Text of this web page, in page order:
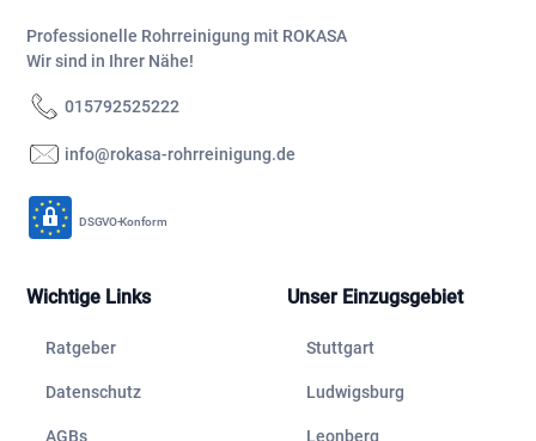
Professionelle Rohrreinigung mit ROKASA
Wir sind in Ihrer Nähe!
015792525222
info@rokasa-rohrreinigung.de
DSGVO-Konform
Wichtige Links
Ratgeber
Datenschutz
AGBs
Unser Einzugsgebiet
Stuttgart
Ludwigsburg
Leonberg